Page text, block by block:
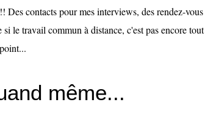
Des contacts pour mes interviews, des rendez-vous
le travail commun à distance, c'est pas encore tout
même...